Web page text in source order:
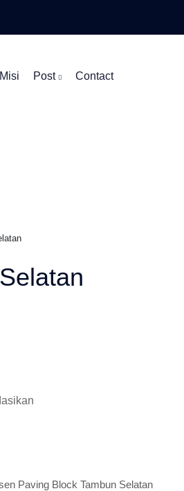
Post Contact
Paving Block Tambun Selatan